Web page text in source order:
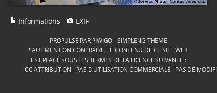
Informations EXIF
PROPULSÉ PAR PIWIGO-SIMPLENG THEME
SAUF MENTION CONTRAIRE, LE CONTENU DE CE SITE WEB
EST PLACÉ SOUS LES TERMES DE LA LICENCE SUIVANTE :
CC ATTRIBUTION - PAS D’UTILISATION COMMERCIALE - PAS DE